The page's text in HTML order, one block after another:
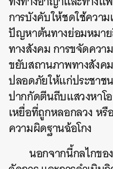
การบังคับให้ชดใช้ควา
ปัญหาต้นทางย่อมหมา
ทางสังคม การขจัดควา
ขยับสถานภาพทางสังค
ปลอดภัยให้แก่ประชาช
ปากกัดตีนถีบแสวงหาโ
เหยื่อที่ถูกหลอกลวง หรื
ความผิดฐานฉ้อโกง
นอกจากนี้กลไกขอ